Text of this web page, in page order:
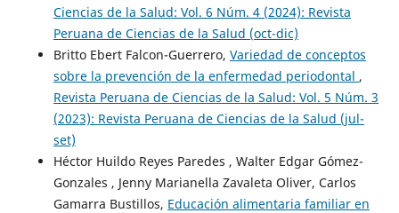
Ciencias de la Salud: Vol. 6 Núm. 4 (2024): Revista
Peruana de Ciencias de la Salud (oct-dic)
Britto Ebert Falcon-Guerrero, Variedad de conceptos
sobre la prevención de la enfermedad periodontal ,
Revista Peruana de Ciencias de la Salud: Vol. 5 Núm. 3
(2023): Revista Peruana de Ciencias de la Salud (jul-
set)
Héctor Huildo Reyes Paredes , Walter Edgar Gómez-
Gonzales , Jenny Marianella Zavaleta Oliver, Carlos
Gamarra Bustillos, Educación alimentaria familiar en